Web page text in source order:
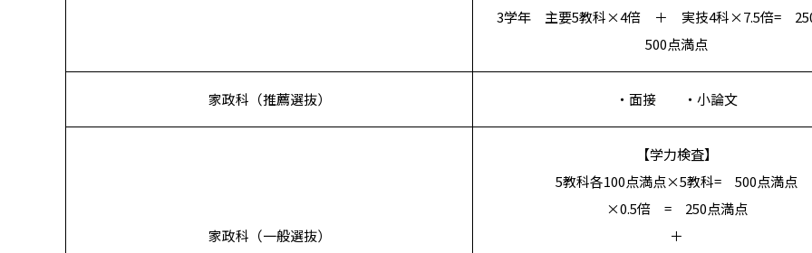
3学年 主要5教科×4倍 ＋ 実技4科×7.5倍=
500点満点
家政科（推薦選抜） ・面接 ・小論文
家政科（一般選抜）
【学力検査】
5教科各100点満点×5教科= 500点満点
×0.5倍 = 250点満点
＋